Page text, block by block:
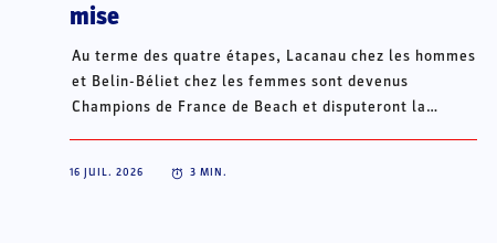
mise
Au terme des quatre étapes, Lacanau chez les hommes
et Belin-Béliet chez les femmes sont devenus
Champions de France de Beach et disputeront la
16 JUIL. 2026 3 MIN.